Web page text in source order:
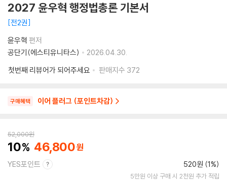
2027 윤우혁 행정법총론 기본서
전2권
윤우혁 편저
공단기(에스티유니타스)
2026.04.30.
첫번째 리뷰어가 되어주세요
판매지수 372
구매혜택 이어 플러그 (포인트차감)
52,000원
10 46,800
YES포인트 520원 (1%)
5만원 이상 구매 시 2천원 추가 적립